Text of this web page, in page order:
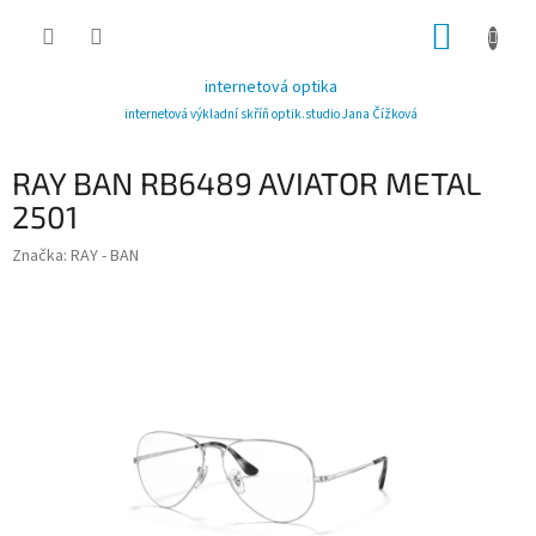
internetová optika
internetová výkladní skříň optik.studio Jana Čížková
RAY BAN RB6489 AVIATOR METAL
2501
Značka: RAY - BAN